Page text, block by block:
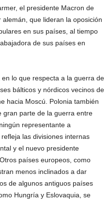
el presidente Macron de
que lideran la oposición
en sus países, al tiempo
de sus países en
lo que respecta a la guerra de
bálticos y nórdicos vecinos de
hacia Moscú. Polonia también
gran parte de la guerra entre
representante a
las divisiones internas
y el nuevo presidente
países europeos, como
menos inclinados a dar
de algunos antiguos países
Hungría y Eslovaquia, se